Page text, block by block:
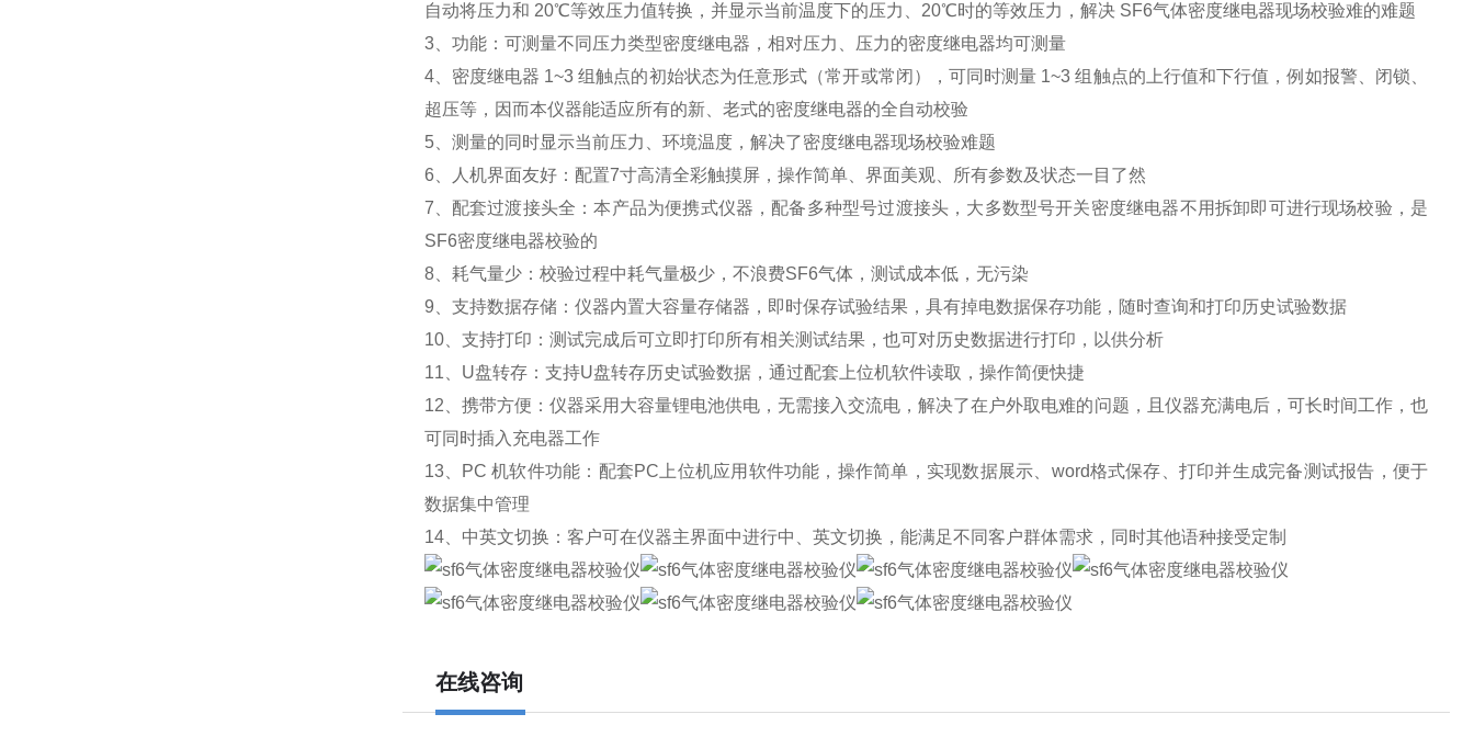
自动将压力和 20℃等效压力值转换，并显示当前温度下的压力、20℃时的等效压力，解决 SF6气体密度继电器现场校验难的难题
3、功能：可测量不同压力类型密度继电器，相对压力、压力的密度继电器均可测量
4、密度继电器 1~3 组触点的初始状态为任意形式（常开或常闭），可同时测量 1~3 组触点的上行值和下行值，例如报警、闭锁、
超压等，因而本仪器能适应所有的新、老式的密度继电器的全自动校验
5、测量的同时显示当前压力、环境温度，解决了密度继电器现场校验难题
6、人机界面友好：配置7寸高清全彩触摸屏，操作简单、界面美观、所有参数及状态一目了然
7、配套过渡接头全：本产品为便携式仪器，配备多种型号过渡接头，大多数型号开关密度继电器不用拆卸即可进行现场校验，是
SF6密度继电器校验的
8、耗气量少：校验过程中耗气量极少，不浪费SF6气体，测试成本低，无污染
9、支持数据存储：仪器内置大容量存储器，即时保存试验结果，具有掉电数据保存功能，随时查询和打印历史试验数据
10、支持打印：测试完成后可立即打印所有相关测试结果，也可对历史数据进行打印，以供分析
11、U盘转存：支持U盘转存历史试验数据，通过配套上位机软件读取，操作简便快捷
12、携带方便：仪器采用大容量锂电池供电，无需接入交流电，解决了在户外取电难的问题，且仪器充满电后，可长时间工作，也
可同时插入充电器工作
13、PC 机软件功能：配套PC上位机应用软件功能，操作简单，实现数据展示、word格式保存、打印并生成完备测试报告，便于
数据集中管理
14、中英文切换：客户可在仪器主界面中进行中、英文切换，能满足不同客户群体需求，同时其他语种接受定制
在线咨询